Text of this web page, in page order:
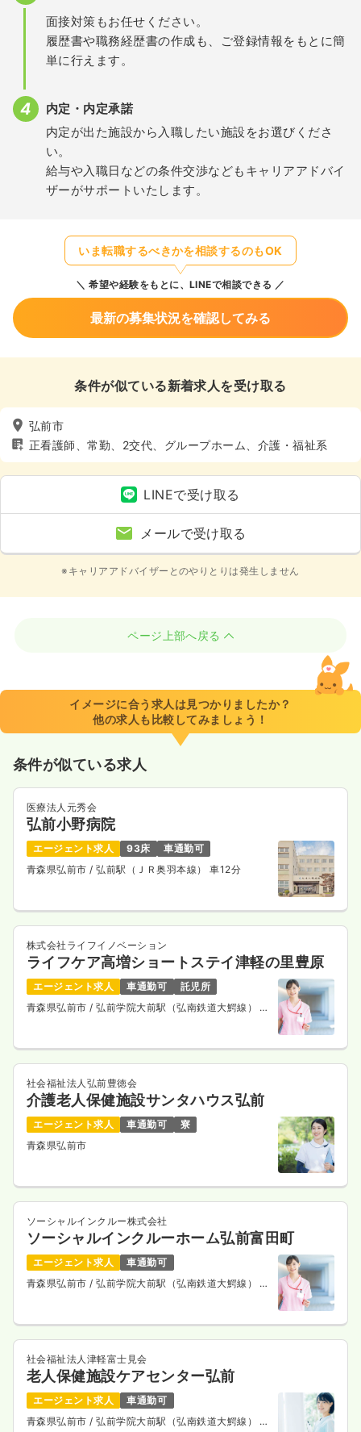
面接対策もお任せください。
履歴書や職務経歴書の作成も、ご登録情報をもとに簡
単に行えます。
内定・内定承諾
内定が出た施設から入職したい施設をお選びくださ
い。
給与や入職日などの条件交渉などもキャリアアドバイ
ザーがサポートいたします。
いま転職するべきかを相談するのもOK
希望や経験をもとに、LINEで相談できる
最新の募集状況を確認してみる
条件が似ている新着求人を受け取る
弘前市
正看護師、常勤、2交代、グループホーム、介護・福祉系
LINEで受け取る
メールで受け取る
※キャリアアドバイザーとのやりとりは発生しません
ページ上部へ戻る
イメージに合う求人は見つかりましたか？
他の求人も比較してみましょう！
条件が似ている求人
医療法人元秀会
弘前小野病院
エージェント求人 93床
車通勤可
青森県弘前市/ 弘前駅（ＪＲ奥羽本線） 車12分
株式会社ライフイノベーション
ライフケア高増ショートステイ津軽の里豊原
エージェント求人 車通勤可
託児所
青森県弘前市/ 弘前学院大前駅（弘南鉄道大鰐線） 徒
社会福祉法人弘前豊徳会
介護老人保健施設サンタハウス弘前
エージェント求人 車通勤可
寮
青森県弘前市
ソーシャルインクルー株式会社
ソーシャルインクルーホーム弘前富田町
エージェント求人
車通勤可
青森県弘前市/ 弘前学院大前駅（弘南鉄道大鰐線） 徒
社会福祉法人津軽富士見会
老人保健施設ケアセンター弘前
エージェント求人
車通勤可
青森県弘前市/ 弘前学院大前駅（弘南鉄道大鰐線） 車